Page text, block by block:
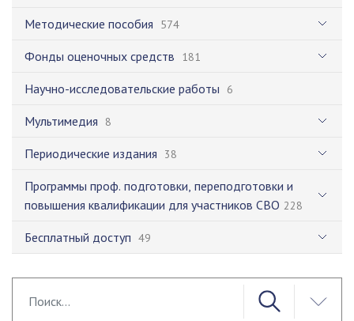
Методические пособия 574
Фонды оценочных средств 181
Научно-исследовательские работы 6
Мультимедия 8
Периодические издания 38
Программы проф. подготовки, переподготовки и
повышения квалификации для участников СВО 228
Бесплатный доступ 49